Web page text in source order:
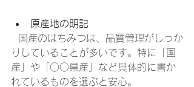
原産地の明記
りしていることが多いです。特に「国
産」や「○○県産」など具体的に書か
れているものを選ぶと安心。